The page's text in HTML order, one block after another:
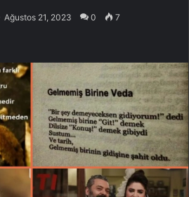
Ağustos 21, 2023 0 7